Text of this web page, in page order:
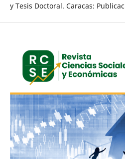
y Tesis Doctoral. Caracas: